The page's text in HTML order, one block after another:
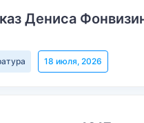
Дениса
18 июля, 2026